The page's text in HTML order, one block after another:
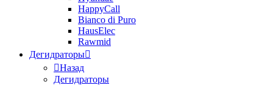
HappyCall
Bianco di Puro
HausElec
Rawmid
Дегидраторы
Назад
Дегидраторы